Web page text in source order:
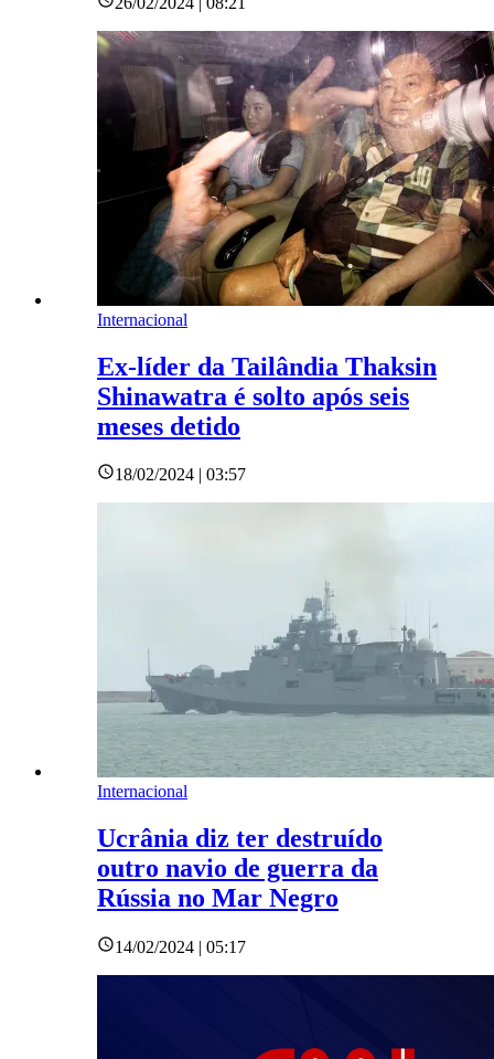
Internacional
Ex-líder da Tailândia Thaksin
Shinawatra é solto após seis
meses detido
18/02/2024 | 03:57
Internacional
Ucrânia diz ter destruído
outro navio de guerra da
Rússia no Mar Negro
14/02/2024 | 05:17